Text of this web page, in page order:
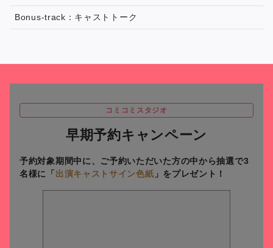
Bonus-track：キャストトーク
コミコミスタジオ
早期予約キャンペーン
予約対象期間中に、ご予約いただいた方の中から抽選で3
名様に
「 出演キャストサイン色紙 」をプレゼント！